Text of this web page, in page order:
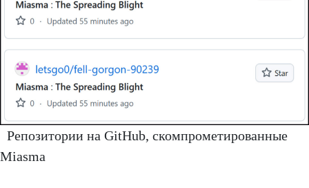
Репозитории на GitHub, скомпрометированные
Miasma